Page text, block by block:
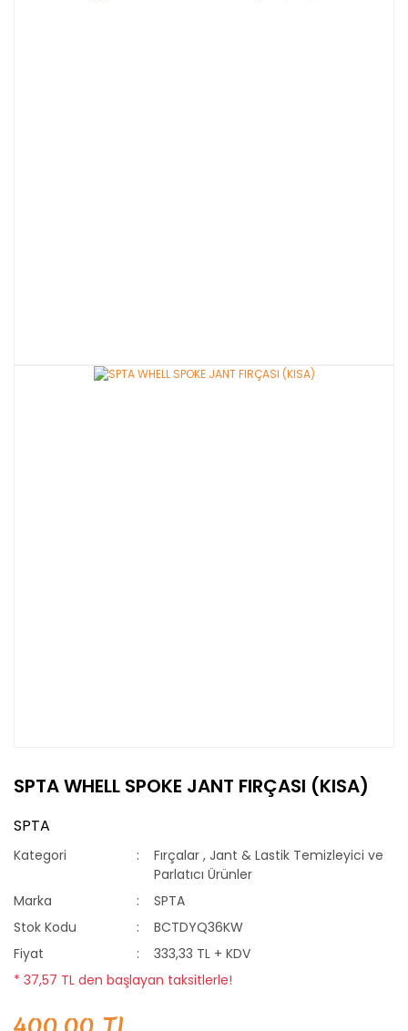
SPTA WHELL SPOKE JANT FIRÇASI (KISA)
SPTA
Kategori Fırçalar ,Jant & Lastik Temizleyici ve
Parlatıcı Ürünler
Marka
SPTA
Stok Kodu
BCTDYQ36KW
Fiyat
333,33 TL + KDV
* 37,57 TL den başlayan taksitlerle!